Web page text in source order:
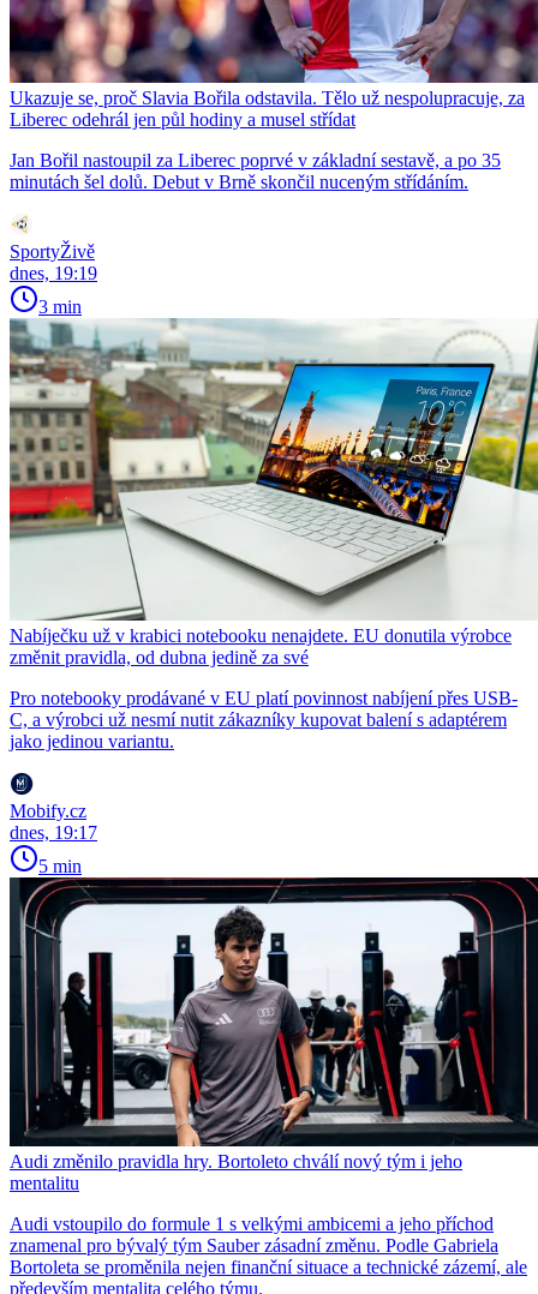
Ukazuje se, proč Slavia Bořila odstavila. Tělo už nespolupracuje, za
Liberec odehrál jen půl hodiny a musel střídat
Jan Bořil nastoupil za Liberec poprvé v základní sestavě, a po 35
minutách šel dolů. Debut v Brně skončil nuceným střídáním.
SportyŽivě
dnes, 19:19
3 min
Nabíječku už v krabici notebooku nenajdete. EU donutila výrobce
změnit pravidla, od dubna jedině za své
Pro notebooky prodávané v EU platí povinnost nabíjení přes USB-
C, a výrobci už nesmí nutit zákazníky kupovat balení s adaptérem
jako jedinou variantu.
Mobify.cz
dnes, 19:17
5 min
Audi změnilo pravidla hry. Bortoleto chválí nový tým i jeho
mentalitu
Audi vstoupilo do formule 1 s velkými ambicemi a jeho příchod
znamenal pro bývalý tým Sauber zásadní změnu. Podle Gabriela
Bortoleta se proměnila nejen finanční situace a technické zázemí, ale
především mentalita celého týmu.